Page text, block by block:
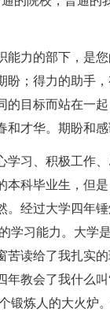
能力的部下，是
盼；得力的助手
目标而站在一
才华。期盼和感
习、积极工作、
本科毕业生，但
。经过大学四年
学习能力。大学
苦读给了我扎实
教会了我什么
锻炼人的大火炉